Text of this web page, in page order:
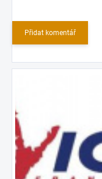
Přidat komentář